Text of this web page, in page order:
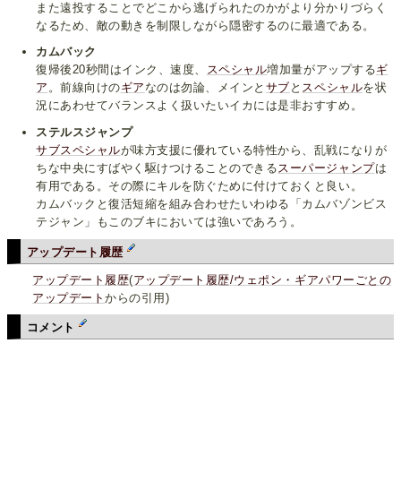
また遠投することでどこから逃げられたのかがより分かりづらく
なるため、敵の動きを制限しながら隠密するのに最適である。
カムバック
復帰後20秒間はインク、速度、 スペシャル増加量がアップするギ
ア 。前線向けのギア なのは勿論、メインと サブ と スペシャルを状
況にあわせてバランスよく扱いたいイカには是非おすすめ。
ステルスジャンプ
サブスペシャルが味方支援に優れている特性から、乱戦になりが
ちな中央にすばやく駆けつけることのできる スーパージャンプは
有用である。その際にキルを防ぐために付けておくと良い。
カムバックと復活短縮を組み合わせたいわゆる「カムバゾンビス
テジャン」もこのブキにおいては強いであろう。
アップデート履歴
アップデート履歴(アップデート履歴/ウェポン・ギアパワーごとの
アップデートからの引用)
コメント